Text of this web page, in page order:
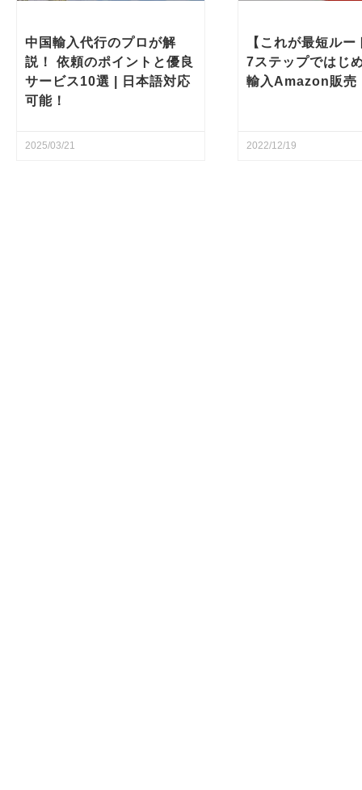
中国輸入代行のプロが解
説！ 依頼のポイントと優良
サービス10選 | 日本語対応
可能！
2025/03/21
【これが最短ルー
7ステップではじ
輸入Amazon販売
2022/12/19